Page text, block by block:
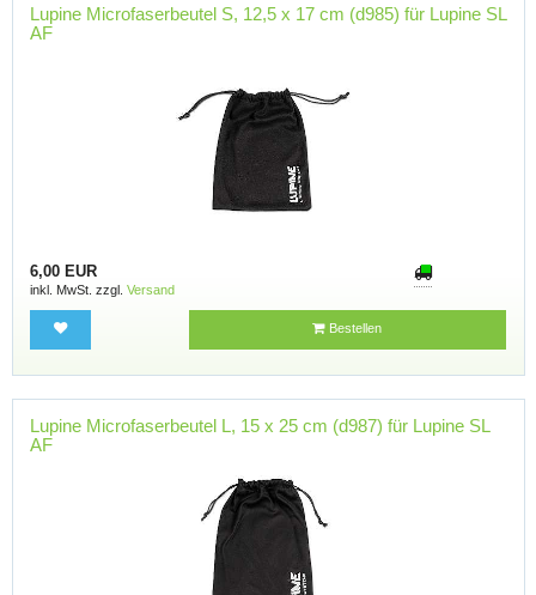
Lupine Microfaserbeutel S, 12,5 x 17 cm (d985) für Lupine SL
AF
6,00 EUR
inkl. MwSt. zzgl. Versand
Bestellen
Lupine Microfaserbeutel L, 15 x 25 cm (d987) für Lupine SL
AF